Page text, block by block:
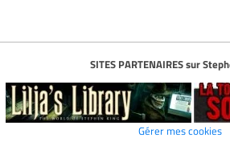
SITES PARTENAIRES sur
Gérer mes cookies